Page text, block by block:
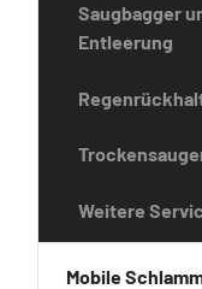
Saugbagger
Entleerung
Weitere
Mobile